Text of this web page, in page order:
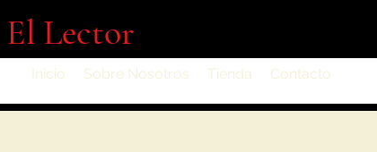
El Lector
Inicio Sobre Nosotros Tienda Contacto